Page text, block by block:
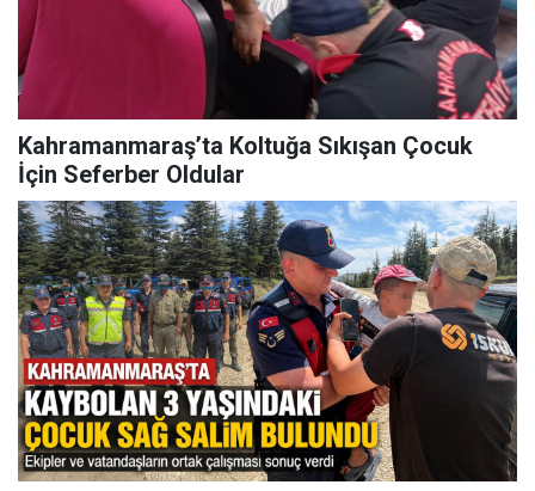
Kahramanmaraş’ta Koltuğa Sıkışan Çocuk
İçin Seferber Oldular